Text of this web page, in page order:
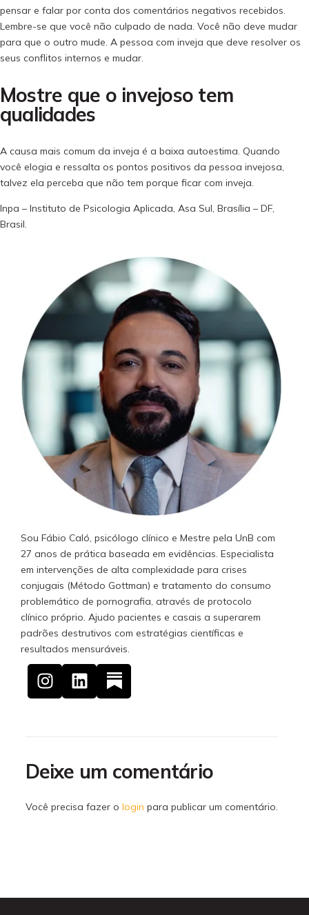
pensar e falar por conta dos comentários negativos recebidos.
Lembre-se que você não culpado de nada. Você não deve mudar
para que o outro mude. A pessoa com inveja que deve resolver os
seus conflitos internos e mudar.
Mostre que o invejoso tem
qualidades
A causa mais comum da inveja é a baixa autoestima. Quando
você elogia e ressalta os pontos positivos da pessoa invejosa,
talvez ela perceba que não tem porque ficar com inveja.
Inpa – Instituto de Psicologia Aplicada, Asa Sul, Brasília – DF,
Brasil.
Sou Fábio Caló, psicólogo clínico e Mestre pela UnB com
27 anos de prática baseada em evidências. Especialista
em intervenções de alta complexidade para crises
conjugais (Método Gottman) e tratamento do consumo
problemático de pornografia, através de protocolo
clínico próprio. Ajudo pacientes e casais a superarem
padrões destrutivos com estratégias científicas e
resultados mensuráveis.
Deixe um comentário
Você precisa fazer o login para publicar um comentário.